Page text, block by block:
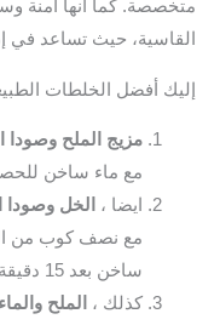
كما أنها آمنة وسهلة
حيث تساعد في إذابة
أفضل الخلطات الطبيعية
مزيج الملح وصودا الخبز
مع ماء ساخن للحصول
ايضا ،
الخل وصودا الخبز
مع نصف كوب من الخل
ساخن بعد 15 دقيقة.
كذلك ،الملح والماء